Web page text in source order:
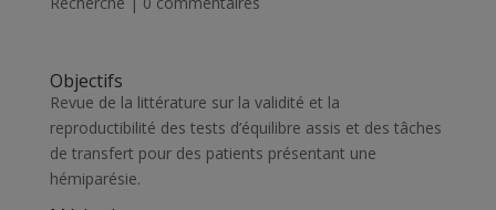
Objectifs
Revue de la littérature sur la validité et la
reproductibilité des tests d’équilibre assis et des tâches
de transfert pour des patients présentant une
hémiparésie.